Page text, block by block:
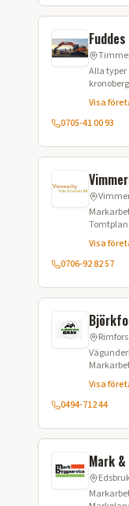
Alla
Visa
0705-41 00 93
Visa
0706-92 82 57
Schaktning
Visa
0494-712 44
Mark